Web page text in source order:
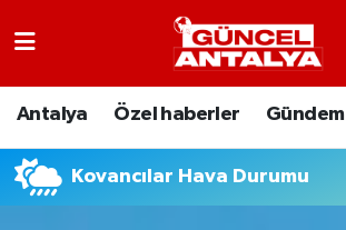
Antalya Özel haberler Gündem
Kovancılar Hava Durumu
Antalya
Nöbetçi Eczaneler